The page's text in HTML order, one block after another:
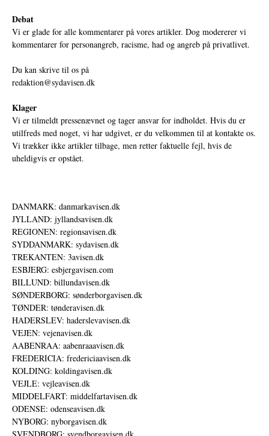
Debat
Vi er glade for alle kommentarer på vores artikler. Dog modererer vi
kommentarer for personangreb, racisme, had og angreb på privatlivet.
Du kan skrive til os på
redaktion@sydavisen.dk
Klager
Vi er tilmeldt pressenævnet og tager ansvar for indholdet. Hvis du er
utilfreds med noget, vi har udgivet, er du velkommen til at kontakte os.
Vi trækker ikke artikler tilbage, men retter faktuelle fejl, hvis de
uheldigvis er opstået.
DANMARK: danmarkavisen.dk
JYLLAND: jyllandsavisen.dk
REGIONEN: regionsavisen.dk
SYDDANMARK: sydavisen.dk
TREKANTEN: 3avisen.dk
ESBJERG: esbjergavisen.com
BILLUND: billundavisen.dk
SØNDERBORG: sønderborgavisen.dk
TØNDER: tønderavisen.dk
HADERSLEV: haderslevavisen.dk
VEJEN: vejenavisen.dk
AABENRAA: aabenraaavisen.dk
FREDERICIA: fredericiaavisen.dk
KOLDING: koldingavisen.dk
VEJLE: vejleavisen.dk
MIDDELFART: middelfartavisen.dk
ODENSE: odenseavisen.dk
NYBORG: nyborgavisen.dk